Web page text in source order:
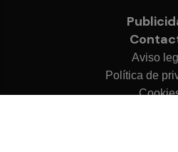
Aviso
Política de